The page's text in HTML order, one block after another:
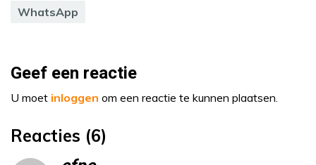
WhatsApp
Geef een reactie
U moet inloggen om een reactie te kunnen plaatsen.
Reacties (6)